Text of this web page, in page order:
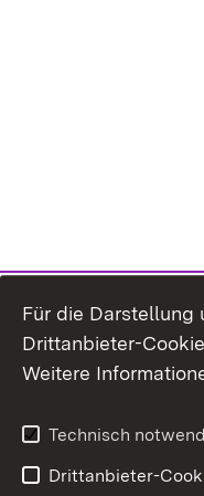
Für die Darstellung
Drittanbieter-
Weitere
Technisch
Drittanbieter-